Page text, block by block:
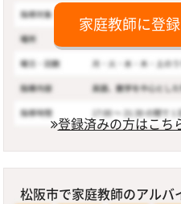
家庭教師に登
登録済みの方はこち
松阪市で家庭教師のアルバ